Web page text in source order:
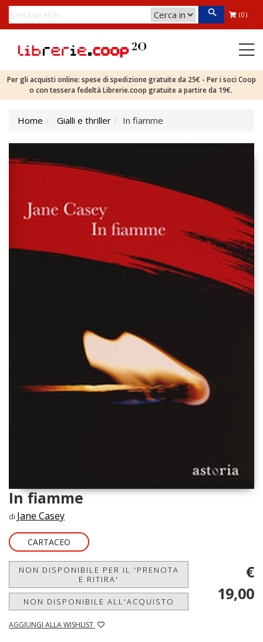
(0)
Per gli acquisti online: spese di spedizione gratuite da 25€ - Per i soci Coop
o con tessera fedeltà Librerie.coop gratuite a partire da 19€.
Home Gialli e thriller In fiamme
In fiamme
di Jane Casey
CARTACEO
NON DISPONIBILE PER IL 'PRENOTA
E RITIRA'
NON DISPONIBILE ALL'ACQUISTO
AGGIUNGI ALLA WISHLIST
€
19,00